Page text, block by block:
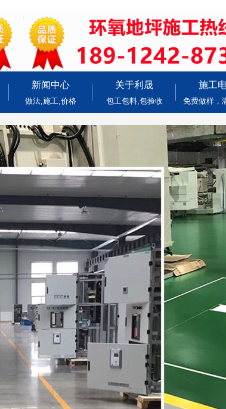
新闻中心
做法,施工,价格
关于利晟
包工包料,包验收
施工
免费做样，